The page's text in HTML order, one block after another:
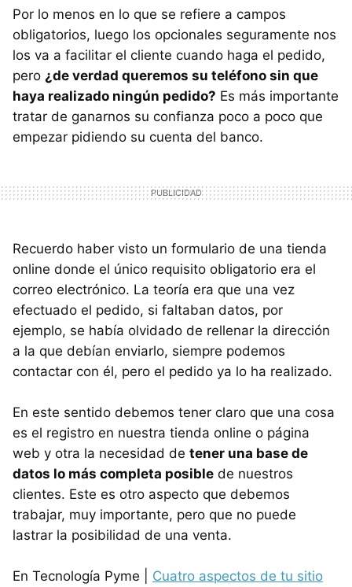
Por lo menos en lo que se refiere a campos
obligatorios, luego los opcionales seguramente nos
los va a facilitar el cliente cuando haga el pedido,
pero ¿de verdad queremos su teléfono sin que
haya realizado ningún pedido? Es más importante
tratar de ganarnos su confianza poco a poco que
empezar pidiendo su cuenta del banco.
Recuerdo haber visto un formulario de una tienda
online donde el único requisito obligatorio era el
correo electrónico. La teoría era que una vez
efectuado el pedido, si faltaban datos, por
ejemplo, se había olvidado de rellenar la dirección
a la que debían enviarlo, siempre podemos
contactar con él, pero el pedido ya lo ha realizado.
En este sentido debemos tener claro que una cosa
es el registro en nuestra tienda online o página
web y otra la necesidad de tener una base de
datos lo más completa posible de nuestros
clientes. Este es otro aspecto que debemos
trabajar, muy importante, pero que no puede
lastrar la posibilidad de una venta.
En Tecnología Pyme | Cuatro aspectos de tu sitio